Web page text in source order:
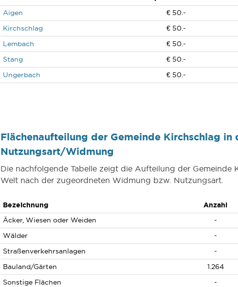
Aigen
€ 50.-
Kirchschlag
€ 50.-
Lembach
€ 50.-
Stang
€ 50.-
Ungerbach
€ 50.-
Flächenaufteilung der Gemeinde Kirchschlag in
Nutzungsart/Widmung
Die nachfolgende Tabelle zeigt die Aufteilung der Gemeinde
Welt nach der zugeordneten Widmung bzw. Nutzungsart.
Bezeichnung Anzahl
Äcker, Wiesen oder Weiden
-
Wälder
-
Straßenverkehrsanlagen
-
Bauland/Gärten
1.264
Sonstige Flächen
-